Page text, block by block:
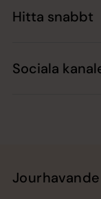
Hitta snabbt
Sociala